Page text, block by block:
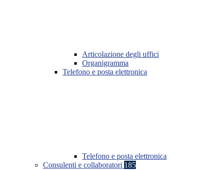
Articolazione degli uffici
Organigramma
Telefono e posta elettronica
Telefono e posta elettronica
Consulenti e collaboratori 185